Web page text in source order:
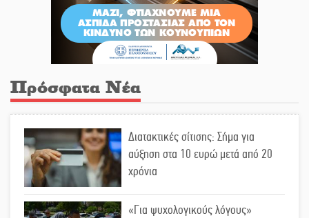
Πρόσφατα Νέα
Διατακτικές σίτισης: Σήμα για
αύξηση στα 10 ευρώ μετά από 20
χρόνια
«Για ψυχολογικούς λόγους»